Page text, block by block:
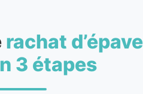
rachat d’épave
3 étapes